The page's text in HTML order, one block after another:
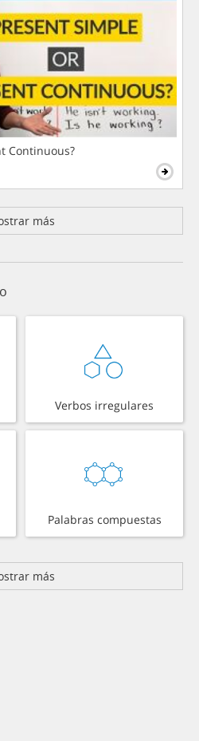
Continuous?
más
Verbos irregulares
Palabras compuestas
más